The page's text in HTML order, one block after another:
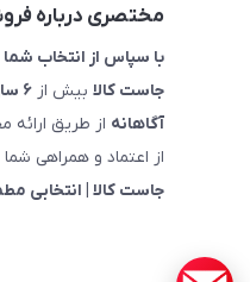
مختصری درباره
با سپاس از انتخاب شما
جاست کالا بیش از ۶ سال است
آگاهانه از طریق
از اعتماد و همراهی شما
جاست کالا | انتخابی